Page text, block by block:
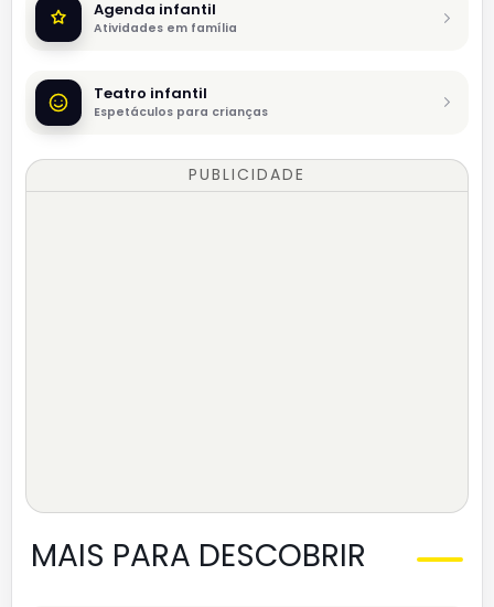
Agenda infantil
Atividades em família
Teatro infantil
Espetáculos para crianças
PUBLICIDADE
MAIS PARA DESCOBRIR